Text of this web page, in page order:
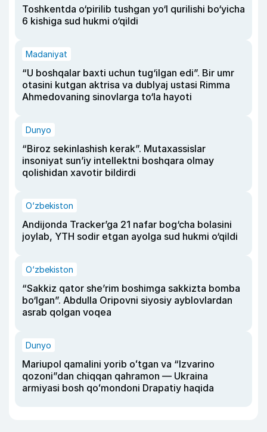
Toshkentda o‘pirilib tushgan yo‘l qurilishi bo‘yicha
6 kishiga sud hukmi o‘qildi
Madaniyat
“U boshqalar baxti uchun tug‘ilgan edi”. Bir umr
otasini kutgan aktrisa va dublyaj ustasi Rimma
Ahmedovaning sinovlarga to‘la hayoti
Dunyo
“Biroz sekinlashish kerak”. Mutaxassislar
insoniyat sun’iy intellektni boshqara olmay
qolishidan xavotir bildirdi
O‘zbekiston
Andijonda Tracker’ga 21 nafar bog‘cha bolasini
joylab, YTH sodir etgan ayolga sud hukmi o‘qildi
O‘zbekiston
“Sakkiz qator she’rim boshimga sakkizta bomba
bo‘lgan”. Abdulla Oripovni siyosiy ayblovlardan
asrab qolgan voqea
Dunyo
Mariupol qamalini yorib oʻtgan va “Izvarino
qozoni”dan chiqqan qahramon — Ukraina
armiyasi bosh qoʻmondoni Drapatiy haqida